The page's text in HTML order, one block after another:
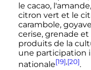
le cacao,
citron vert et le
carambole,
cerise, grenade
produits de la
une participation
nationale[19],[20].